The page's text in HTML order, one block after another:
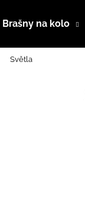
Brašny na kolo
Světla